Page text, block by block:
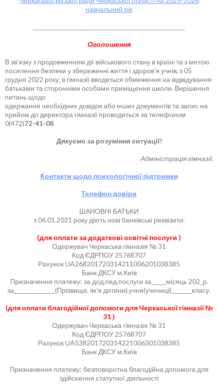
навчальний рік
Оголошення
В зв’язку з продовженням дії військового стану в країні та з метою
посилення безпеки у збереженні життя і здоров’я учнів, з 05
грудня 2022 року, в гімназії вводиться обмеження на відвідування
батьками та сторонніми особами приміщення школи. Вирішення
питань щодо
одержання необхідних довідок або інших документів та запис на
прийом до директора гімназії проводиться за телефоном
0(472)72-41-08.
Дякуємо за розуміння ситуації!
Адміністрація гімназії.
Контакти щодо психологічної підтримки
Телефон довіри
ШАНОВНІ БАТЬКИ
з 06.01.2021 року діють нові банківські реквізити:
(для оплати за додаткові освітні послуги )
Одержувач Черкаська гімназія № 31
Код ЄДРПОУ 25768707
Рахунок UA268201720314211006201038385
Банк ДКСУ м.Київ
Призначення платежу: за дод.пед.послуги за_____місяць 202_р.
за______________(Прізвище, ім’я дитини),учня(учениці)_______класу.
(для оплати благодійної допомоги для Черкаської гімназії №
31 )
Одержувач Черкаська гімназія № 31
Код ЄДРПОУ 25768707
Рахунок UA538201720314221006301038385
Банк ДКСУ м.Київ
Призначення платежу: безповоротна благодійна допомога для
здійснення статутної діяльності